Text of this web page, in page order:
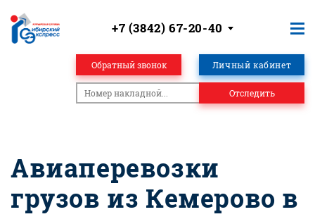
+7 (3842) 67-20-40
Обратный звонок Личный кабинет
Отследить
Авиаперевозки
грузов из Кемерово в